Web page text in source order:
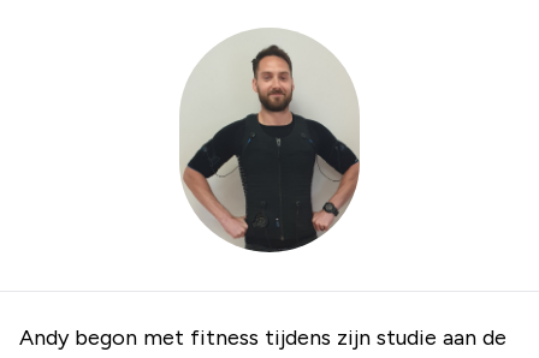
Andy begon met fitness tijdens zijn studie aan de